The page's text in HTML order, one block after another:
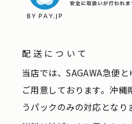
配送について
当店では、SAGAWA急便
ご用意しております。沖
うパックのみの対応となり